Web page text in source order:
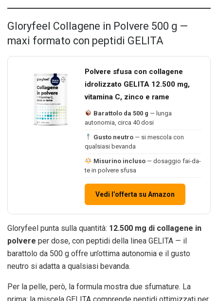
Gloryfeel Collagene in Polvere 500 g —
maxi formato con peptidi GELITA
Polvere sfusa con collagene
idrolizzato GELITA 12.500 mg,
vitamina C, zinco e rame
Barattolo da 500 g — lunga
autonomia, circa 40 dosi
Gusto neutro— si mescola con
qualsiasi bevanda
Misurino incluso— dosaggio fai-da-
te in polvere sfusa
Vedi l’offerta su Amazon
Gloryfeel punta sulla quantità: 12.500 mg di collagene in
polvere per dose, con peptidi della linea GELITA — il
barattolo da 500 g offre un’ottima autonomia e il gusto
neutro si adatta a qualsiasi bevanda.
Per la pelle, però, la formula mostra due sfumature. La